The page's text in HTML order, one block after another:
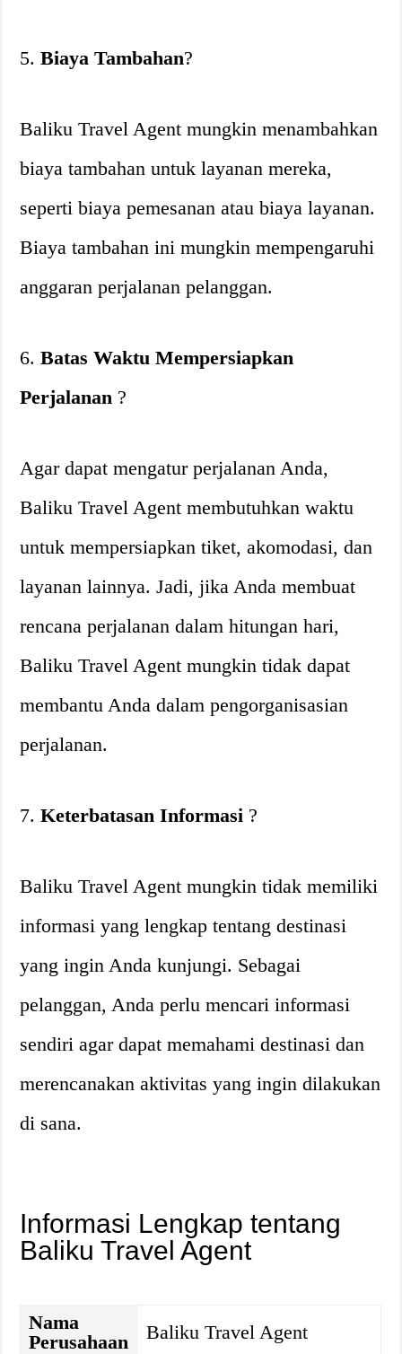
5.Biaya Tambahan?
Baliku Travel Agent mungkin menambahkan
biaya tambahan untuk layanan mereka,
seperti biaya pemesanan atau biaya layanan.
Biaya tambahan ini mungkin mempengaruhi
anggaran perjalanan pelanggan.
6.Batas Waktu Mempersiapkan
Perjalanan ?
Agar dapat mengatur perjalanan Anda,
Baliku Travel Agent membutuhkan waktu
untuk mempersiapkan tiket, akomodasi, dan
layanan lainnya. Jadi, jika Anda membuat
rencana perjalanan dalam hitungan hari,
Baliku Travel Agent mungkin tidak dapat
membantu Anda dalam pengorganisasian
perjalanan.
7.Keterbatasan Informasi ?
Baliku Travel Agent mungkin tidak memiliki
informasi yang lengkap tentang destinasi
yang ingin Anda kunjungi. Sebagai
pelanggan, Anda perlu mencari informasi
sendiri agar dapat memahami destinasi dan
merencanakan aktivitas yang ingin dilakukan
di sana.
Informasi Lengkap tentang
Baliku Travel Agent
Nama
Perusahaan
Baliku Travel Agent